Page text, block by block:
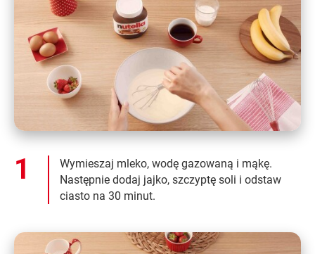
Wymieszaj mleko, wodę gazowaną i mąkę.
Następnie dodaj jajko, szczyptę soli i odstaw
ciasto na 30 minut.